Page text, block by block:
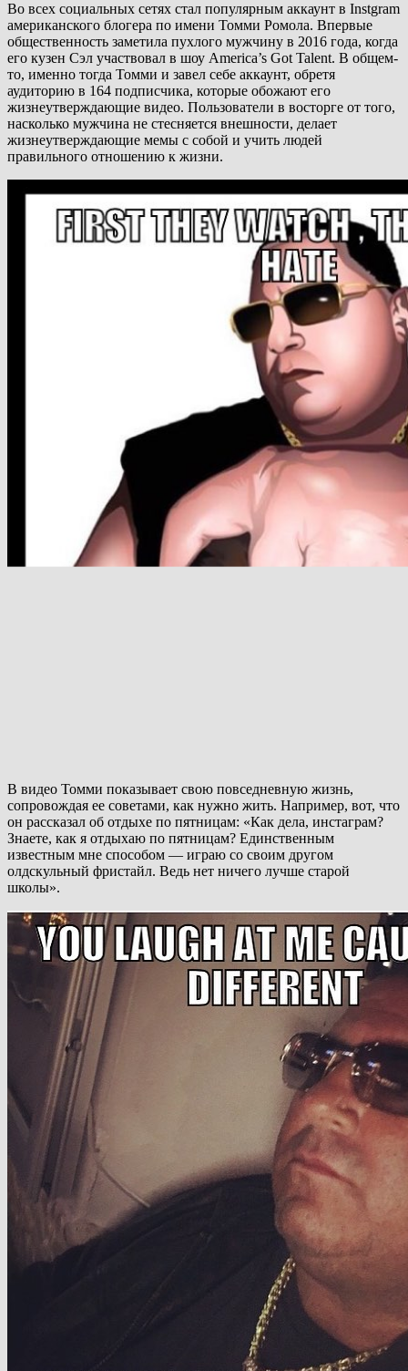
Во всех социальных сетях стал популярным аккаунт в Instgram
американского блогера по имени Томми Ромола. Впервые
общественность заметила пухлого мужчину в 2016 года, когда
его кузен Сэл участвовал в шоу America’s Got Talent. В общем-
то, именно тогда Томми и завел себе аккаунт, обретя
аудиторию в 164 подписчика, которые обожают его
жизнеутверждающие видео. Пользователи в восторге от того,
насколько мужчина не стесняется внешности, делает
жизнеутверждающие мемы с собой и учить людей
правильного отношению к жизни.
В видео Томми показывает свою повседневную жизнь,
сопровождая ее советами, как нужно жить. Например, вот, что
он рассказал об отдыхе по пятницам: «Как дела, инстаграм?
Знаете, как я отдыхаю по пятницам? Единственным
известным мне способом — играю со своим другом
олдскульный фристайл. Ведь нет ничего лучше старой
школы».